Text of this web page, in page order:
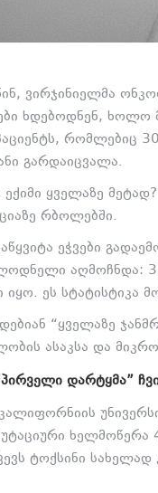
ვირჯინიელმა
ხდებოდნენ, ხოლო
რომლებიც
გარდაიცვალა.
ყველაზე მეტად?
რბოლებში.
ეჭვები
აღმოჩნდა:
იყო. ეს სტატისტიკა
“ყველაზე
ასაკსა და
ᲓᲐᲠᲢᲧᲛᲐ”
ხელმოწერა
ტოქსინი სახელად